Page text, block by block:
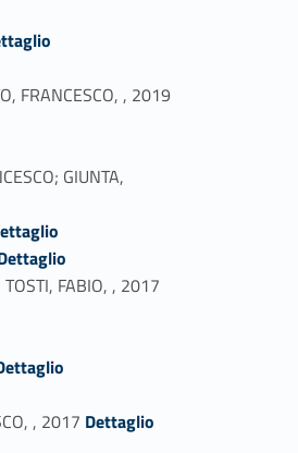
FRANCESCO, , 2019
GIUNTA,
38
39
FABIO, , 2017
42
, 2017 Link identifier #identifier_person_131324-44
Dettaglio